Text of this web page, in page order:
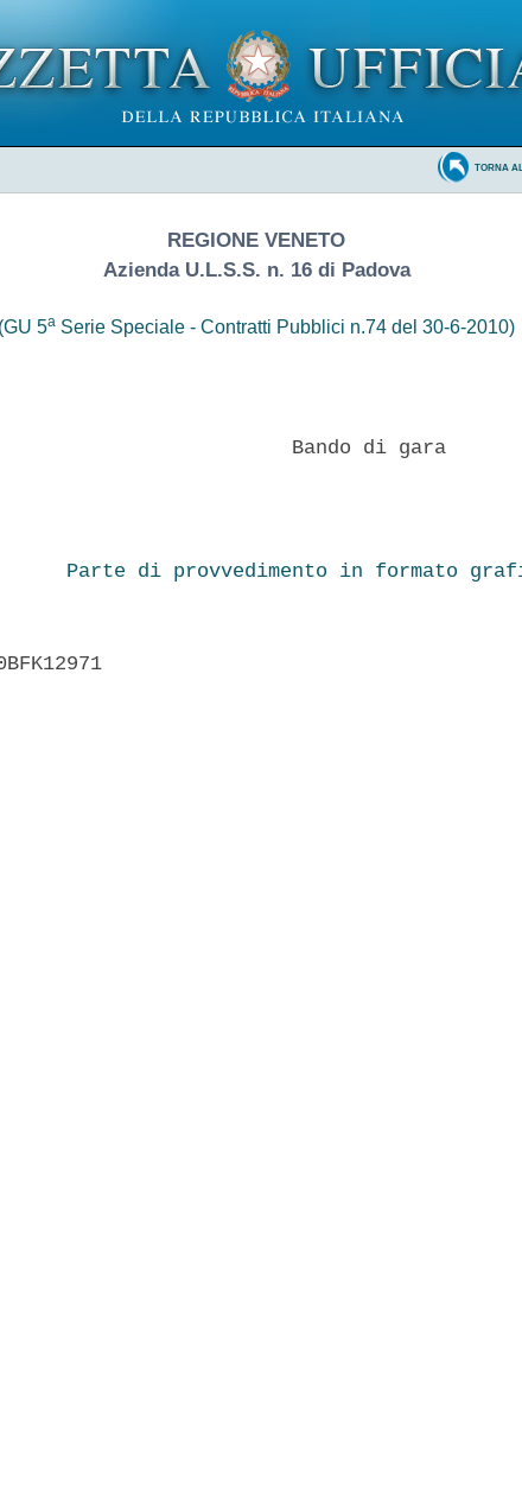
TORNA
REGIONE VENETO
Azienda U.L.S.S. n. 16 di Padova
(GU 5a Serie Speciale - Contratti Pubblici n.74 del 30-6-2010)
Bando di gara
Parte di provvedimento in formato